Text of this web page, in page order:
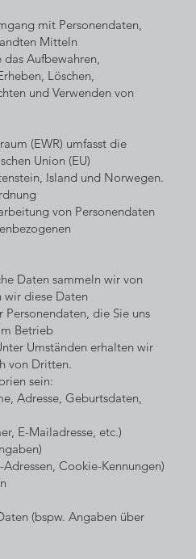
mit Personendaten,
Mitteln
das Aufbewahren,
Löschen,
und Verwenden von
(EWR) umfasst die
Union (EU)
Island und Norwegen.
von Personendaten
Daten sammeln wir von
wir diese Daten
die Sie uns
Betrieb
Umständen erhalten wir
von Dritten.
sein:
Adresse, Geburtsdaten,
E-Mailadresse, etc.)
Cookie-Kennungen)
(bspw. Angaben über